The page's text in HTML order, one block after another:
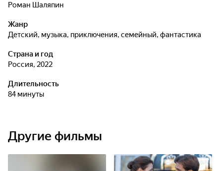
Роман Шаляпин
Жанр
детский, музыка, приключения, семейный, фантастика
Страна и год
Россия, 2022
Длительность
84 минуты
Другие фильмы